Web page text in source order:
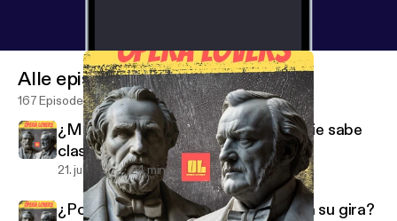
Alle episoder
167 Episoder
¿Mezzo o soprano? La voz que nadie sabe
clasificar
21. juli 2026 24 min
¿Por qué Javier Camarena la invitó a su gira?